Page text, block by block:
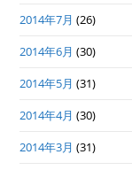
2014年7月 (26)
2014年6月 (30)
2014年5月 (31)
2014年4月 (30)
2014年3月 (31)